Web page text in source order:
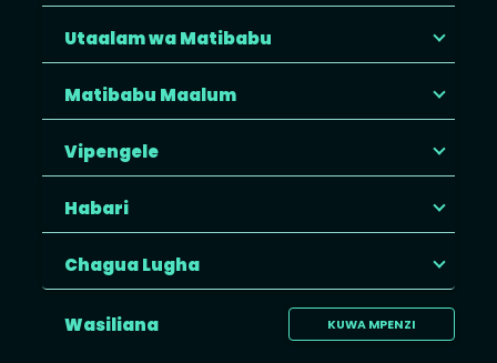
Utaalam wa Matibabu
Matibabu Maalum
Vipengele
Habari
Chagua Lugha
KUWA MPENZI
Wasiliana